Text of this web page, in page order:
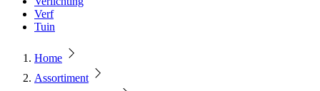
Verf
Tuin
Home
Assortiment